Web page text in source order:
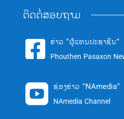
ຕິດຕໍ່ສອບຖາມ
 ຂ່າວ "ຜູ້ແທນປະຊາຊົນ"
Phouthen Pasaxon
 ຊ່ອງຂ່າວ "NAmedia"
NAmedia Channel